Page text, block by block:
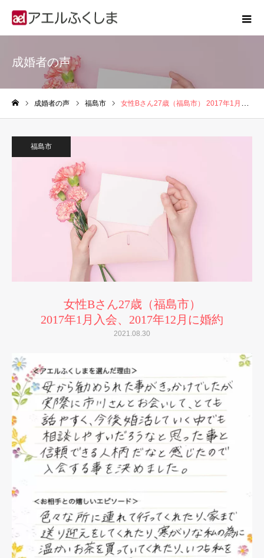
成婚者の声
成婚者の声 福島市 女性Bさん27歳（福島市） 2017年1月入会、2017年12月に婚約
福島市
女性Bさん27歳（福島市）
2017年1月入会、2017年12月に婚約
2021.08.30